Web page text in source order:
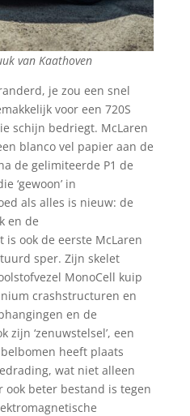
van Kaathoven
je zou een snel
voor een 720S
schijn bedriegt. McLaren
blanco vel papier aan de
de gelimiteerde P1 de
‘gewoon’ in
als alles is nieuw: de
en de
ook de eerste McLaren
sper. Zijn skelet
MonoCell kuip
crashstructuren en
en de
‘zenuwstelsel’, een
heeft plaats
wat niet alleen
beter bestand is tegen